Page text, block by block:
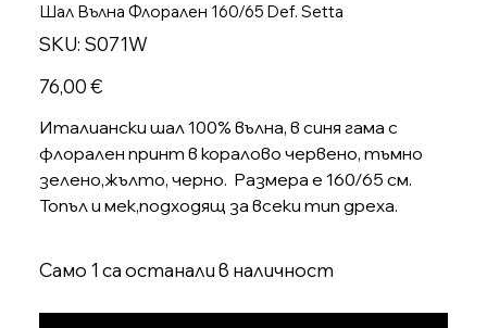
Шал Вълна Флорален 160/65 Def. Setta
SKU: SKU
S071W
S071W
Цена
76,00 €
Италиански шал 100% вълна, в синя гама с
флорален принт в коралово червено, тъмно
зелено,жълто, черно. Размера е 160/65 см.
Топъл и мек,подходящ за всеки тип дреха.
Само 1 са останали в наличност